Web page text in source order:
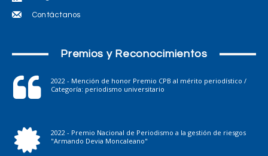
Contáctanos
Premios y Reconocimientos
2022 - Mención de honor Premio CPB al mérito periodístico /
Categoría: periodismo universitario
2022 - Premio Nacional de Periodismo a la gestión de riesgos
"Armando Devia Moncaleano"